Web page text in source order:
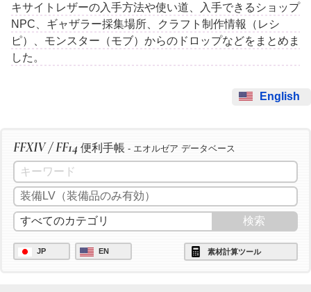
キサイトレザーの入手方法や使い道、入手できるショップ
NPC、ギャザラー採集場所、クラフト制作情報（レシ
ピ）、モンスター（モブ）からのドロップなどをまとめま
した。
English
FFXIV / FF14 便利手帳 - エオルゼア データベース
JP EN 素材計算ツール